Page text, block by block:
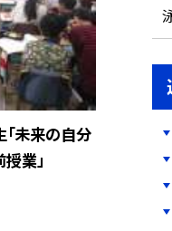
「未来の自分
業」